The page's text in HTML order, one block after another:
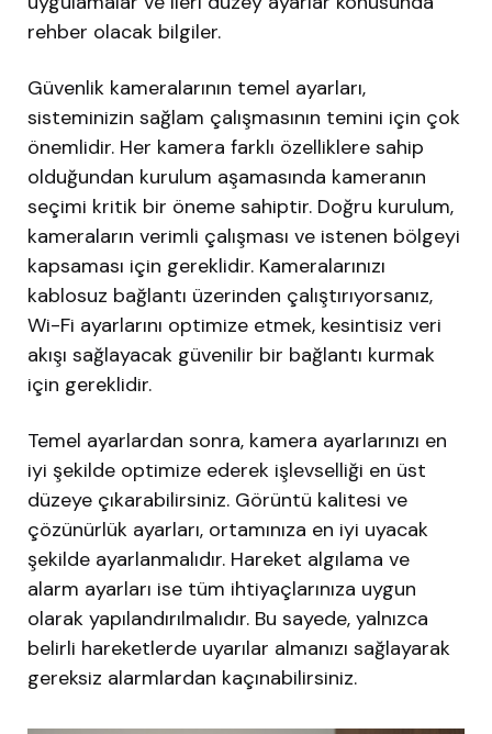
rehber olacak bilgiler.
Güvenlik kameralarının temel ayarları,
sisteminizin sağlam çalışmasının temini için çok
önemlidir. Her kamera farklı özelliklere sahip
olduğundan kurulum aşamasında kameranın
seçimi kritik bir öneme sahiptir. Doğru kurulum,
kameraların verimli çalışması ve istenen bölgeyi
kapsaması için gereklidir. Kameralarınızı
kablosuz bağlantı üzerinden çalıştırıyorsanız,
Wi-Fi ayarlarını optimize etmek, kesintisiz veri
akışı sağlayacak güvenilir bir bağlantı kurmak
için gereklidir.
Temel ayarlardan sonra, kamera ayarlarınızı en
iyi şekilde optimize ederek işlevselliği en üst
düzeye çıkarabilirsiniz. Görüntü kalitesi ve
çözünürlük ayarları, ortamınıza en iyi uyacak
şekilde ayarlanmalıdır. Hareket algılama ve
alarm ayarları ise tüm ihtiyaçlarınıza uygun
olarak yapılandırılmalıdır. Bu sayede, yalnızca
belirli hareketlerde uyarılar almanızı sağlayarak
gereksiz alarmlardan kaçınabilirsiniz.